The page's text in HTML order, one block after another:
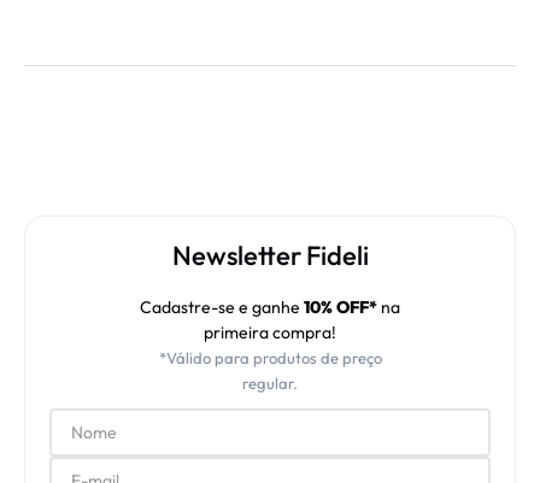
Newsletter Fideli
Cadastre-se e ganhe 10% OFF* na
primeira compra!
*Válido para produtos de preço
regular.